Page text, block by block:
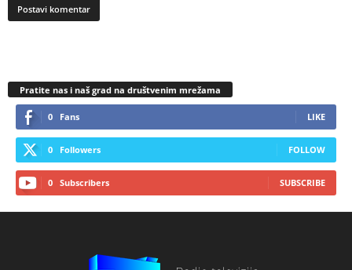
Pratite nas i naš grad na društvenim mrežama
0 Fans LIKE
0 Followers FOLLOW
0 Subscribers SUBSCRIBE